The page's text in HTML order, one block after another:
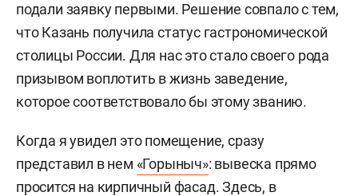
подали заявку первыми. Решение совпало с тем,
что Казань получила статус гастрономической
столицы России. Для нас это стало своего рода
призывом воплотить в жизнь заведение,
которое соответствовало бы этому званию.
Когда я увидел это помещение, сразу
представил в нем «Горыныч»: вывеска прямо
просится на кирпичный фасад. Здесь, в